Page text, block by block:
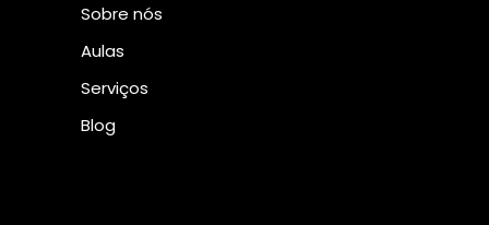
Sobre nós
Aulas
Serviços
Blog